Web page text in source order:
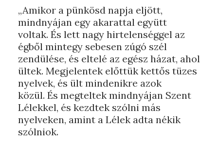
„Amikor a pünkösd napja eljött,
mindnyájan egy akarattal együtt
voltak. És lett nagy hirtelenséggel az
égből mintegy sebesen zúgó szél
zendülése, és eltelé az egész házat, ahol
ültek. Megjelentek előttük kettős tüzes
nyelvek, és ült mindenikre azok
közül. És megteltek mindnyájan Szent
Lélekkel, és kezdtek szólni más
nyelveken, amint a Lélek adta nékik
szólniok.